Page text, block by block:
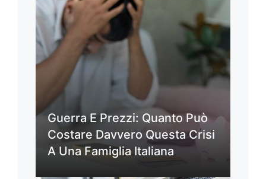
Guerra E Prezzi: Quanto Può
Costare Davvero Questa Crisi
A Una Famiglia Italiana